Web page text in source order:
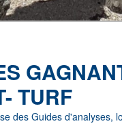
TURF
des Guides d'analyses,